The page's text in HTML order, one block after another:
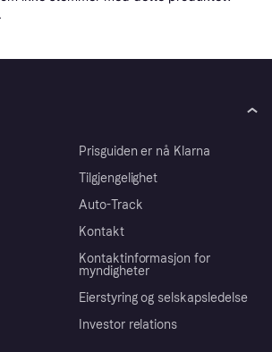
.
Prisguiden er nå Klarna
Tilgjengelighet
Auto-Track
Kontakt
Kontaktinformasjon for
myndigheter
Eierstyring og selskapsledelse
Investor relations